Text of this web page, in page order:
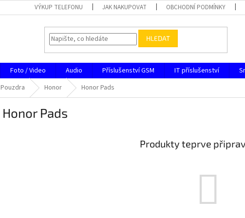
VÝKUP TELEFONU JAK NAKUPOVAT OBCHODNÍ PODMÍNKY
HLEDAT
Foto / Video Audio Příslušenství GSM IT příslušenství
Pouzdra Honor Honor Pads
Honor Pads
Produkty teprve